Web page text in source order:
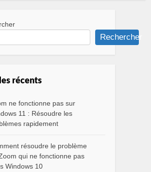
Rechercher
récents
ne fonctionne pas sur
11 : Résoudre les
rapidement
résoudre le problème
qui ne fonctionne pas
Windows 10